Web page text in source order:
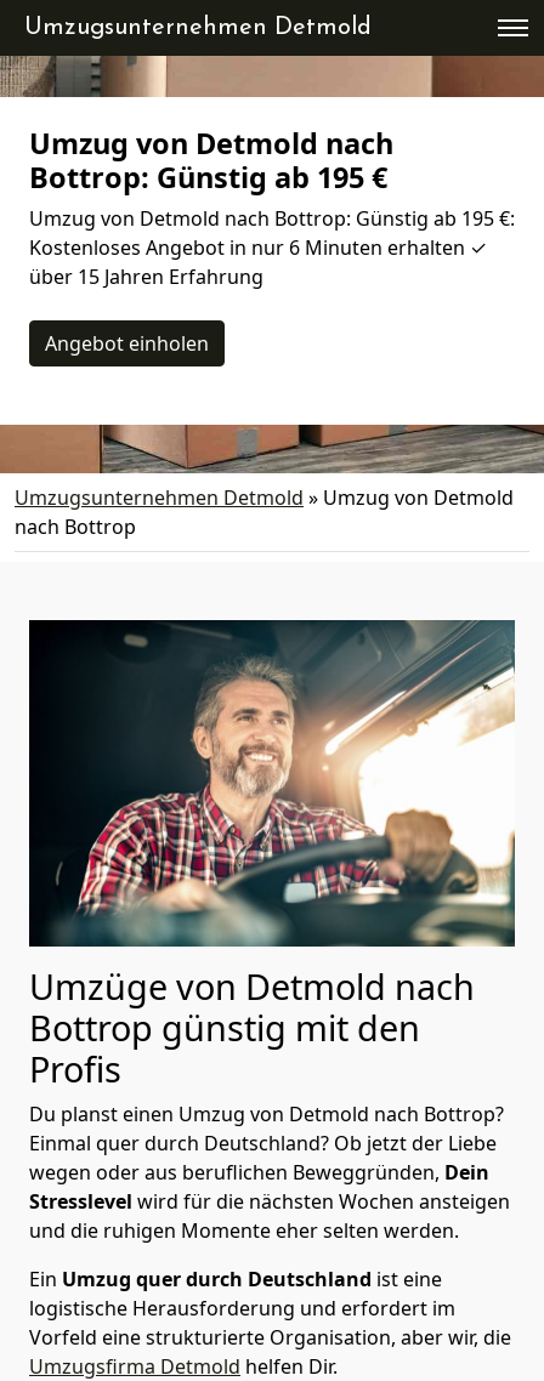
Umzugsunternehmen Detmold
Umzug von Detmold nach
Bottrop: Günstig ab 195 €
Umzug von Detmold nach Bottrop: Günstig ab 195 €:
Kostenloses Angebot in nur 6 Minuten erhalten ✓
über 15 Jahren Erfahrung
Angebot einholen
Umzugsunternehmen Detmold » Umzug von Detmold
nach Bottrop
Umzüge von Detmold nach
Bottrop günstig mit den
Profis
Du planst einen Umzug von Detmold nach Bottrop?
Einmal quer durch Deutschland? Ob jetzt der Liebe
wegen oder aus beruflichen Beweggründen, Dein
Stresslevel wird für die nächsten Wochen ansteigen
und die ruhigen Momente eher selten werden.
Ein Umzug quer durch Deutschland ist eine
logistische Herausforderung und erfordert im
Vorfeld eine strukturierte Organisation, aber wir, die
Umzugsfirma Detmold helfen Dir.